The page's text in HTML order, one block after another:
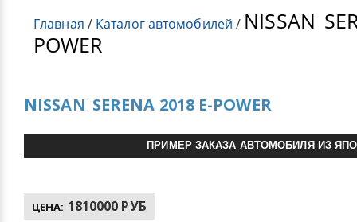
Главная / Каталог автомобилей / NISSAN
POWER
NISSAN SERENA 2018 E-POWER
ПРИМЕР ЗАКАЗА АВТОМОБИЛЯ ИЗ
ЦЕНА: 1810000 РУБ